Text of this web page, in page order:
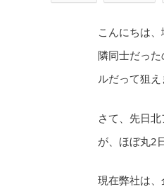
こんにちは
隣同士だっ
ルだって狙え
さて、先日
が、ほぼ丸2
現在弊社は